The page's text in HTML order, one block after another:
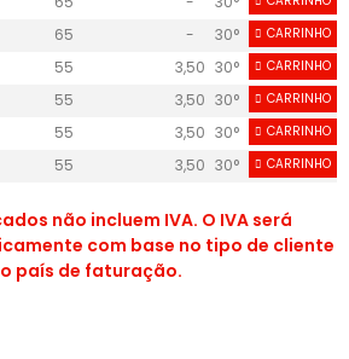
65 - 30° 25
CARRINHO
55 3,50 30° 25
CARRINHO
55 3,50 30° 25
CARRINHO
55 3,50 30° 25
CARRINHO
55 3,50 30° 25
CARRINHO
não incluem IVA. O IVA será
com base no tipo de cliente
país de faturação.